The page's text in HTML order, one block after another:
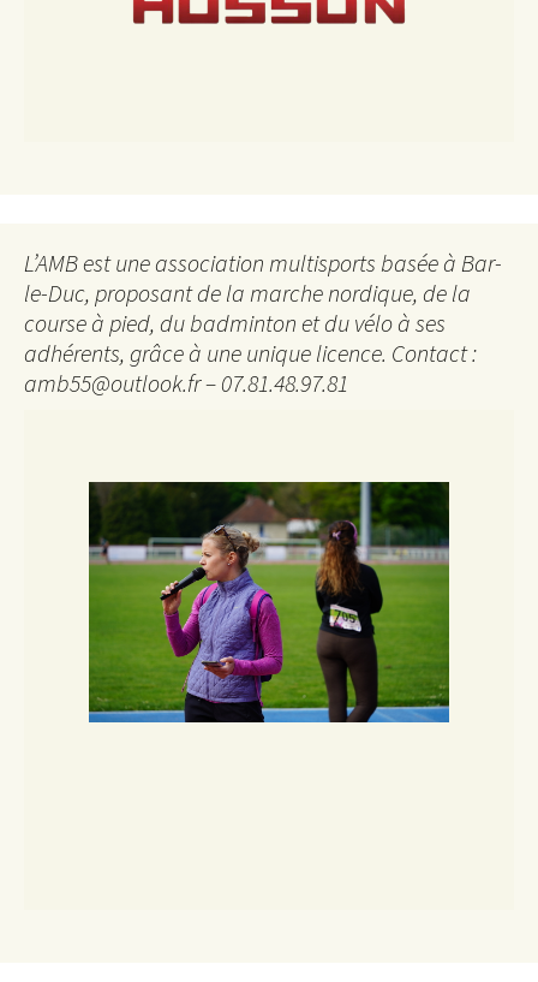
L’AMB est une association multisports basée à Bar-
le-Duc, proposant de la marche nordique, de la
course à pied, du badminton et du vélo à ses
adhérents, grâce à une unique licence. Contact :
amb55@outlook.fr – 07.81.48.97.81